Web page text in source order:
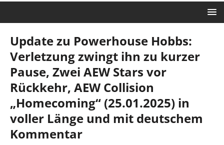
Update zu Powerhouse Hobbs:
Verletzung zwingt ihn zu kurzer
Pause, Zwei AEW Stars vor
Rückkehr, AEW Collision
„Homecoming“ (25.01.2025) in
voller Länge und mit deutschem
Kommentar